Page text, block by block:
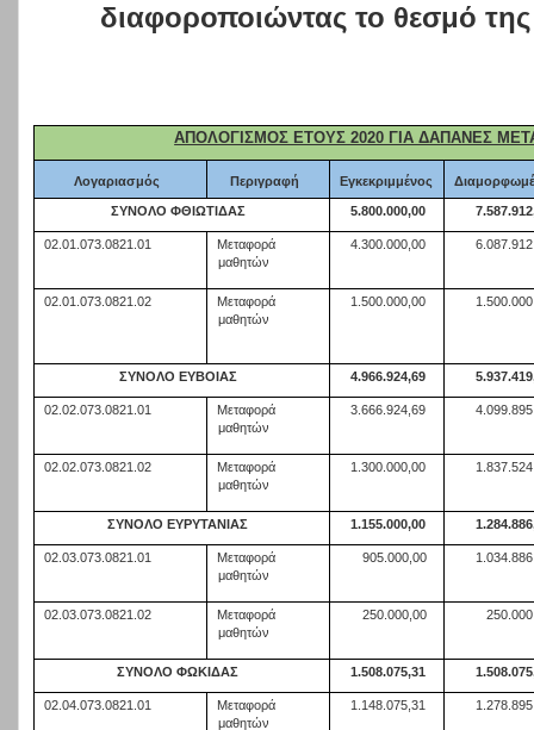
διαφοροποιώντας το θεσμό
ΑΠΟΛΟΓΙΣΜΟΣ ΕΤΟΥΣ 2020 ΓΙΑ ΔΑΠΑΝΕΣ
Λογαριασμός Περιγραφή Εγκεκριμμένος
ΣΥΝΟΛΟ ΦΘΙΩΤΙΔΑΣ 5.800.000,00
02.01.073.0821.01
Μεταφορά
μαθητών
4.300.000,00
02.01.073.0821.02
Μεταφορά
μαθητών
1.500.000,00
ΣΥΝΟΛΟ ΕΥΒΟΙΑΣ 4.966.924,69
02.02.073.0821.01
Μεταφορά
μαθητών
3.666.924,69
02.02.073.0821.02
Μεταφορά
μαθητών
1.300.000,00
ΣΥΝΟΛΟ ΕΥΡΥΤΑΝΙΑΣ 1.155.000,00
02.03.073.0821.01
Μεταφορά
μαθητών
905.000,00
02.03.073.0821.02
Μεταφορά
μαθητών
250.000,00
ΣΥΝΟΛΟ ΦΩΚΙΔΑΣ 1.508.075,31
02.04.073.0821.01
Μεταφορά
μαθητών
1.148.075,31